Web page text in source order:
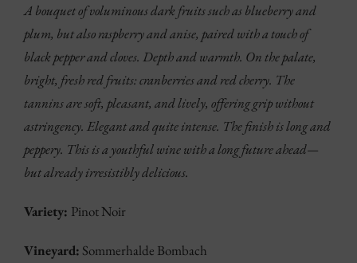
A bouquet of voluminous dark fruits such as blueberry and
plum, but also raspberry and anise, paired with a touch of
black pepper and cloves. Depth and warmth. On the palate,
bright, fresh red fruits: cranberries and red cherry. The
tannins are soft, pleasant, and lively, offering grip without
astringency. Elegant and quite intense. The finish is long and
peppery. This is a youthful wine with a long future ahead—
but already irresistibly delicious.
Variety: Pinot Noir
Vineyard: Sommerhalde Bombach